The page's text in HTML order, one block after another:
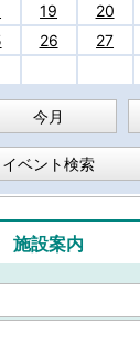
19 20
26 27
今月
イベント検索
施設案内